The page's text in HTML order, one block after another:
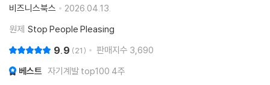
비즈니스북스
2026.04.13.
원제 Stop People Pleasing
9.9 21 판매지수 3,690
베스트 자기계발 top100 4주